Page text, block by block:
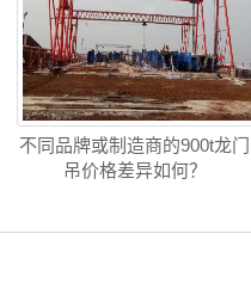
不同品牌或制造商的900t龙门
吊价格差异如何？